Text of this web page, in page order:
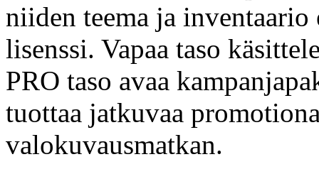
niiden teema ja
lisenssi. Vapaa taso
PRO taso avaa
tuottaa jatkuvaa
valokuvausmatkan.